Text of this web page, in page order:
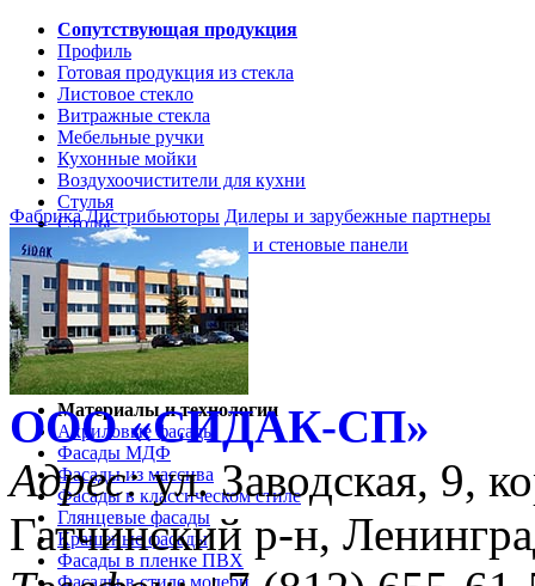
Сопутствующая продукция
Профиль
Готовая продукция из стекла
Листовое стекло
Витражные стекла
Мебельные ручки
Кухонные мойки
Воздухоочистители для кухни
Стулья
Столы
Кухонные столешницы и стеновые панели
Кухни и мебель
Кухни Softline Marine
Кухни Сидак-СП
Гид по декорам
Материалы и технологии
Акриловые фасады
Фасады МДФ
Фасады из массива
Фасады в классическом стиле
Глянцевые фасады
Крашеные фасады
Фасады в пленке ПВХ
Фасады в стиле модерн
Фабрика Дистрибьюторы Дилеры и зарубежные партнеры
ООО «CИДАК-СП»
Адрес:ул. Заводская, 9,
Гатчинский р-н,